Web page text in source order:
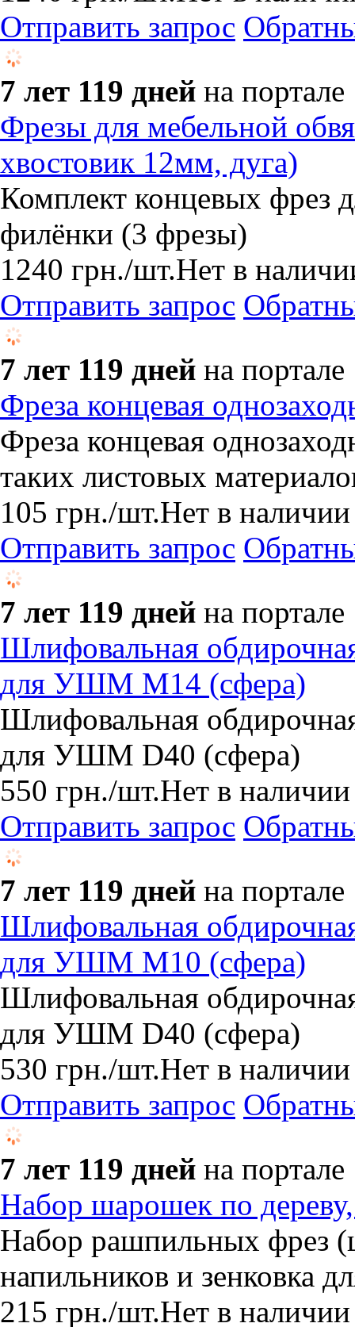
Отправить запрос
7 лет 119 дней на портале
Фрезы для мебельной
хвостовик 12мм, дуга)
Комплект концевых фрез
филёнки (3 фрезы)
1240 грн./шт.Нет в
Отправить запрос
7 лет 119 дней на портале
Фреза концевая
Фреза концевая
таких листовых
105 грн./шт.Нет в наличии
Отправить запрос
7 лет 119 дней на портале
Шлифовальная
для УШМ М14 (сфера)
Шлифовальная
для УШМ D40 (сфера)
550 грн./шт.Нет в наличии
Отправить запрос
7 лет 119 дней на портале
Шлифовальная
для УШМ М10 (сфера)
Шлифовальная
для УШМ D40 (сфера)
530 грн./шт.Нет в наличии
Отправить запрос
7 лет 119 дней на портале
Набор шарошек по
Набор рашпильных фрез
напильников и зенковка
215 грн./шт.Нет в наличии